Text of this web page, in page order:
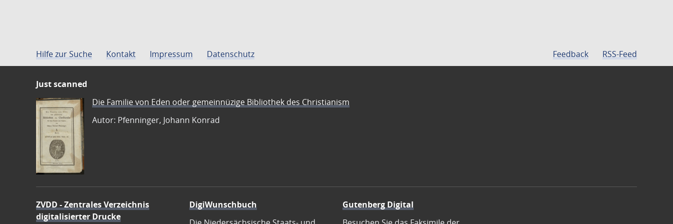
Hilfe zur Suche Kontakt Impressum Datenschutz Feedback RSS-Feed
Just scanned
Die Familie von Eden oder gemeinnüzige Bibliothek des Christianism
Autor: Pfenninger, Johann Konrad
ZVDD - Zentrales Verzeichnis
digitalisierter Drucke
DigiWunschbuch
Gutenberg Digital